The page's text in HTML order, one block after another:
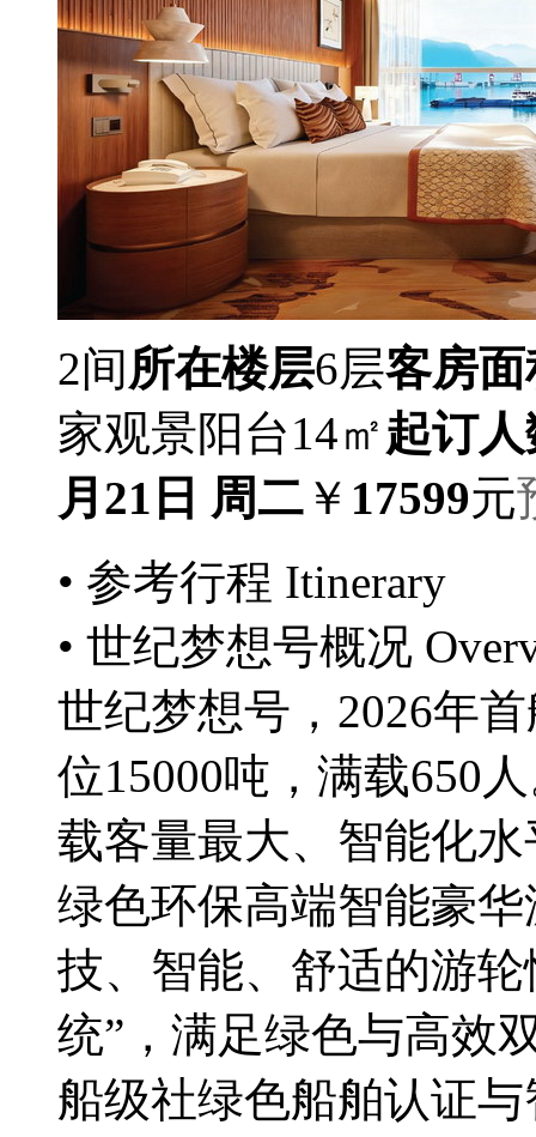
2间所在楼层6层客房面
家观景阳台14㎡起订
月21日 周二 ￥ 17599元
• 参考行程 Itinerary
• 世纪梦想号概况
世纪梦想号，2026年
位15000吨，满载650
载客量最大、智能化
绿色环保高端智能豪
技、智能、舒适的游
统”，满足绿色与高效
船级社绿色船舶认证